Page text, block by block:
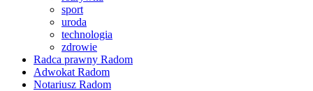
sport
uroda
technologia
zdrowie
Radca prawny Radom
Adwokat Radom
Notariusz Radom